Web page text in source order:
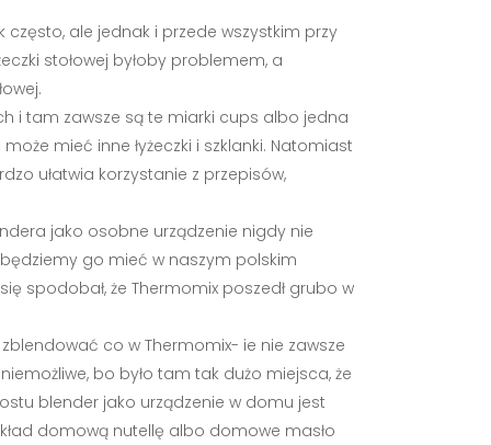
często, ale jednak i przede wszystkim przy
stołowej byłoby problemem, a
i tam zawsze są te miarki cups albo jedna
mieć inne łyżeczki i szklanki. Natomiast
ułatwia korzystanie z przepisów,
jako osobne urządzenie nigdy nie
go mieć w naszym polskim
spodobał, że Thermomix poszedł grubo w
co w Thermomix- ie nie zawsze
bo było tam tak dużo miejsca, że
blender jako urządzenie w domu jest
domową nutellę albo domowe masło